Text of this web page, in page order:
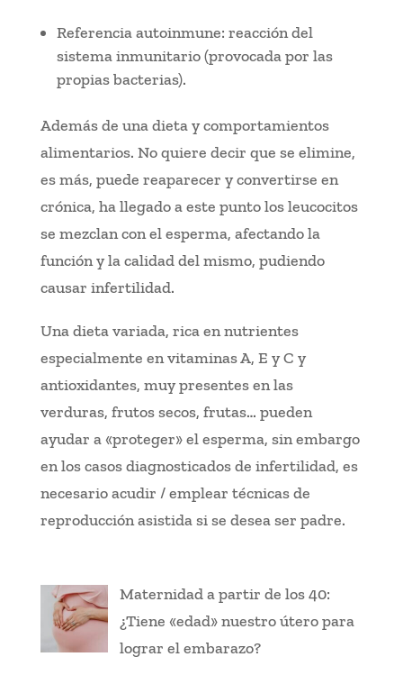
Referencia autoinmune: reacción del
sistema inmunitario (provocada por las
propias bacterias).
Además de una dieta y comportamientos
alimentarios. No quiere decir que se elimine,
es más, puede reaparecer y convertirse en
crónica, ha llegado a este punto los leucocitos
se mezclan con el esperma, afectando la
función y la calidad del mismo, pudiendo
causar infertilidad.
Una dieta variada, rica en nutrientes
especialmente en vitaminas A, E y C y
antioxidantes, muy presentes en las
verduras, frutos secos, frutas… pueden
ayudar a «proteger» el esperma, sin embargo
en los casos diagnosticados de infertilidad, es
necesario acudir / emplear técnicas de
reproducción asistida si se desea ser padre.
Maternidad a partir de los 40:
¿Tiene «edad» nuestro útero para
lograr el embarazo?